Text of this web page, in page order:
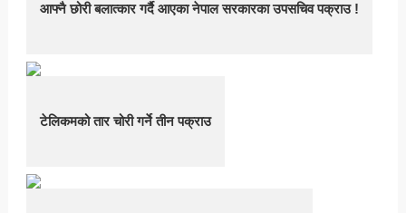
आफ्नै छोरी बलात्कार गर्दै आएका नेपाल सरकारका उपसचिव पक्राउ !
टेलिकमको तार चोरी गर्ने तीन पक्राउ